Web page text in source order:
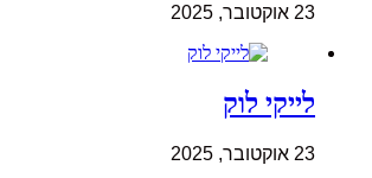
23 אוקטובר, 2025
לייקי לוק
23 אוקטובר, 2025